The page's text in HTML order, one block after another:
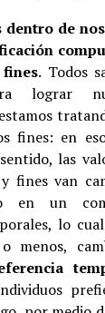
dentro de
. Todos
lograr
fines: en
las
fines van
en un
lo
menos,